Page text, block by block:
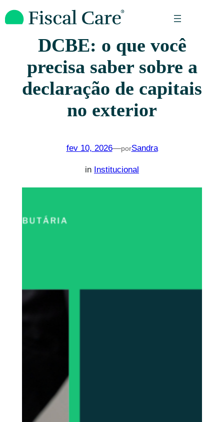
Pular
para
DCBE: o que você
precisa saber sobre a
declaração de capitais
no exterior
fev 10, 2026—porSandra
in Institucional